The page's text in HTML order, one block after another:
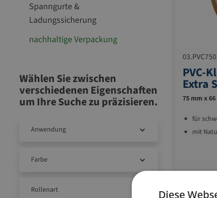
Spanngurte &
Ladungssicherung
nachhaltige Verpackung
Wählen Sie zwischen
verschiedenen Eigenschaften
um Ihre Suche zu präzisieren.
Anwendung
Farbe
Rollenart
PVC-
Extra
75 mm x
für
mit
Diese